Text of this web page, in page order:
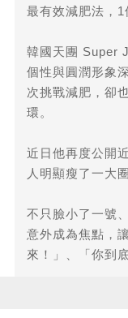
最有效減肥法，1
韓國天團 Super
個性與圓潤形象
次挑戰減肥，卻
環。
近日他再度公開
人明顯瘦了一大圈
不只臉小了一號
意外成為焦點，
來！」、「你到